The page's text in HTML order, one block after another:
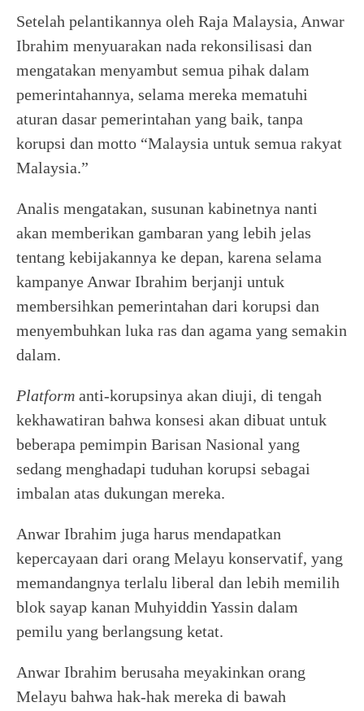
Setelah pelantikannya oleh Raja Malaysia, Anwar
Ibrahim menyuarakan nada rekonsilisasi dan
mengatakan menyambut semua pihak dalam
pemerintahannya, selama mereka mematuhi
aturan dasar pemerintahan yang baik, tanpa
korupsi dan motto “Malaysia untuk semua rakyat
Malaysia.”
Analis mengatakan, susunan kabinetnya nanti
akan memberikan gambaran yang lebih jelas
tentang kebijakannya ke depan, karena selama
kampanye Anwar Ibrahim berjanji untuk
membersihkan pemerintahan dari korupsi dan
menyembuhkan luka ras dan agama yang semakin
dalam.
Platform anti-korupsinya akan diuji, di tengah
kekhawatiran bahwa konsesi akan dibuat untuk
beberapa pemimpin Barisan Nasional yang
sedang menghadapi tuduhan korupsi sebagai
imbalan atas dukungan mereka.
Anwar Ibrahim juga harus mendapatkan
kepercayaan dari orang Melayu konservatif, yang
memandangnya terlalu liberal dan lebih memilih
blok sayap kanan Muhyiddin Yassin dalam
pemilu yang berlangsung ketat.
Anwar Ibrahim berusaha meyakinkan orang
Melayu bahwa hak-hak mereka di bawah